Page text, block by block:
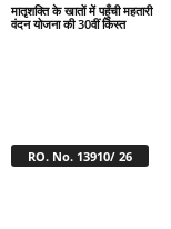
मातृशक्ति के खातों में पहुँची महतारी
वंदन योजना की 30वीं किस्त
RO. No. 13910/ 26